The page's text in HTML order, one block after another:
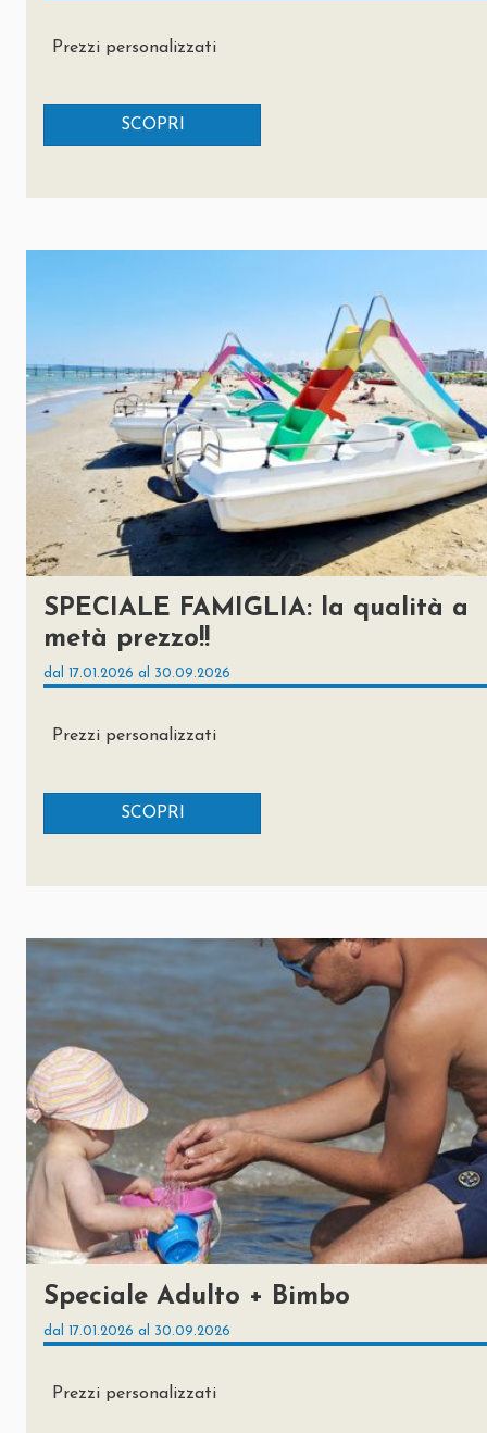
Prezzi personalizzati
SCOPRI
SPECIALE FAMIGLIA: la qualità a
metà prezzo!!
dal 17.01.2026 al 30.09.2026
Prezzi personalizzati
SCOPRI
Speciale Adulto + Bimbo
dal 17.01.2026 al 30.09.2026
Prezzi personalizzati